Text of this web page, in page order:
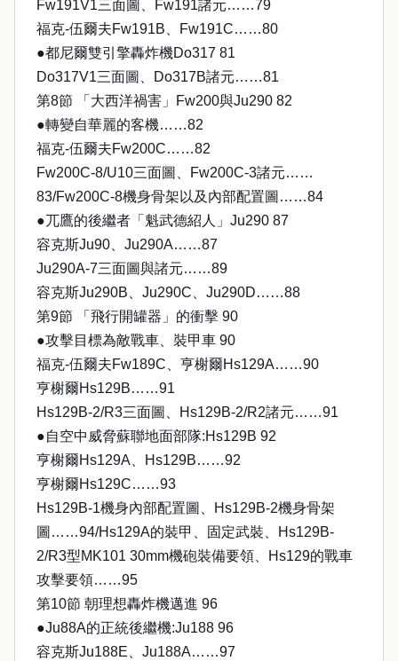
Fw191V1三面圖、Fw191諸元……79
福克-伍爾夫Fw191B、Fw191C……80
●都尼爾雙引擎轟炸機Do317 81
Do317V1三面圖、Do317B諸元……81
第8節 「大西洋禍害」Fw200與Ju290 82
●轉變自華麗的客機……82
福克-伍爾夫Fw200C……82
Fw200C-8/U10三面圖、Fw200C-3諸元……
83/Fw200C-8機身骨架以及內部配置圖……84
●兀鷹的後繼者「魁武德紹人」Ju290 87
容克斯Ju90、Ju290A……87
Ju290A-7三面圖與諸元……89
容克斯Ju290B、Ju290C、Ju290D……88
第9節 「飛行開罐器」的衝擊 90
●攻擊目標為敵戰車、裝甲車 90
福克-伍爾夫Fw189C、亨榭爾Hs129A……90
亨榭爾Hs129B……91
Hs129B-2/R3三面圖、Hs129B-2/R2諸元……91
●自空中威脅蘇聯地面部隊:Hs129B 92
亨榭爾Hs129A、Hs129B……92
亨榭爾Hs129C……93
Hs129B-1機身內部配置圖、Hs129B-2機身骨架
圖……94/Hs129A的裝甲、固定武裝、Hs129B-
2/R3型MK101 30mm機砲裝備要領、Hs129的戰車
攻擊要領……95
第10節 朝理想轟炸機邁進 96
●Ju88A的正統後繼機:Ju188 96
容克斯Ju188E、Ju188A……97